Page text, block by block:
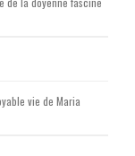
vie de Maria